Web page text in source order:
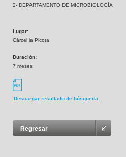
2- DEPARTAMENTO DE MICROBIOLOGÍA
Lugar:
Cárcel la Picota
Duración:
7 meses
Descargar resultado de búsqueda
Regresar